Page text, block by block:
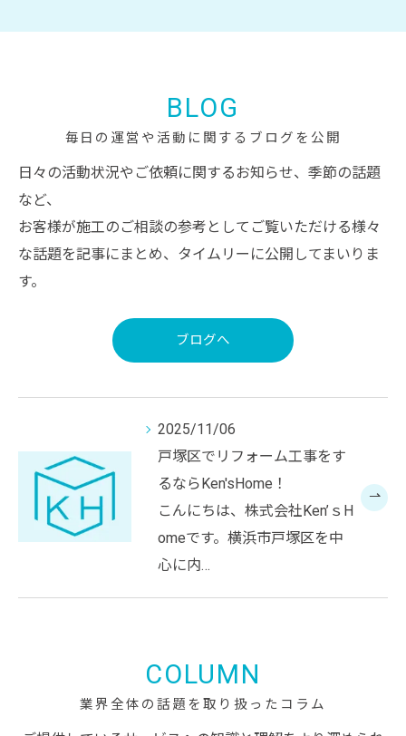
毎日の運営や活動に関するブログを公開
BLOG
日々の活動状況やご依頼に関するお知らせ、季節の話題
など、
お客様が施工のご相談の参考としてご覧いただける様々
な話題を記事にまとめ、タイムリーに公開してまいりま
す。
2025/11/06
戸塚区でリフォーム工事をす
るならKen'sHome！
こんにちは、株式会社Ken’ｓH
omeです。横浜市戸塚区を中
心に内…
ブログへ
業界全体の話題を取り扱ったコラム
COLUMN